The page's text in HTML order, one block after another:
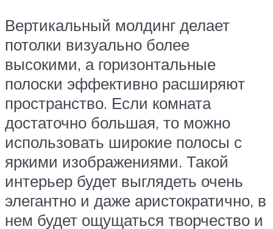
Вертикальный молдинг делает
потолки визуально более
высокими, а горизонтальные
полоски эффективно расширяют
пространство. Если комната
достаточно большая, то можно
использовать широкие полосы с
яркими изображениями. Такой
интерьер будет выглядеть очень
элегантно и даже аристократично, в
нем будет ощущаться творчество и